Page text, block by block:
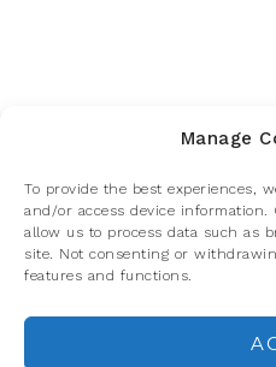
Manage
To provide the best experiences,
and/or access device
allow us to process data such as
site. Not consenting or
features and functions.